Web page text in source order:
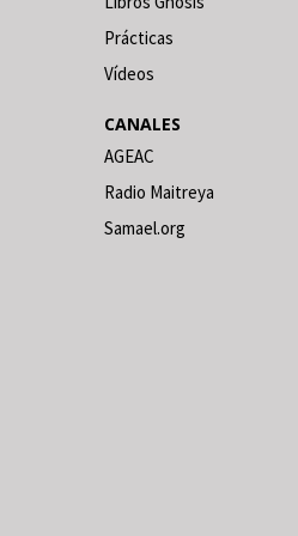
Prácticas
Vídeos
CANALES
AGEAC
Radio Maitreya
Samael.org